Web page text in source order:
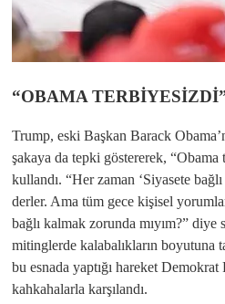
“OBAMA
Trump, eski Başkan Barack
şakaya da tepki göstererek,
kullandı. “Her zaman ‘Siyasete
derler. Ama tüm gece kişisel
bağlı kalmak zorunda mıyım?” diye
mitinglerde kalabalıkların boyutuna
bu esnada yaptığı hareket Demokrat
kahkahalarla karşılandı.